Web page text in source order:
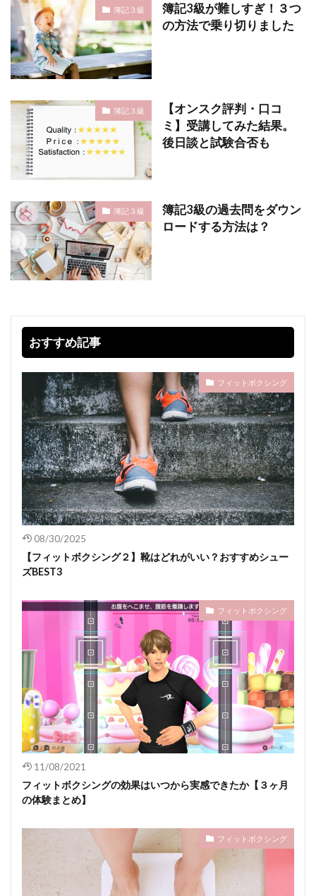
簿記３級
簿記3級が難しすぎ！３つ
の方法で乗り切りました
簿記３級
【オンスク評判・口コ
ミ】受講してみた結果。
後日談と試験合否も
簿記３級
簿記3級の過去問をダウン
ロードする方法は？
おすすめ記事
フィットボクシング
08/30/2025
【フィットボクシング２】靴はどれがいい？おすすめシュー
ズBEST3
フィットボクシング
11/08/2021
フィットボクシングの効果はいつから実感できたか【３ヶ月
の体験まとめ】
フィットボクシング